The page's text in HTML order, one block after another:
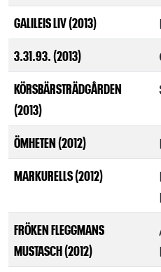
GALILEIS LIV (2013)
3.31.93. (2013)
KÖRSBÄRSTRÄDGÅRDEN
(2013)
ÖMHETEN (2012)
MARKURELLS (2012)
FRÖKEN FLEGGMANS
MUSTASCH (2012)